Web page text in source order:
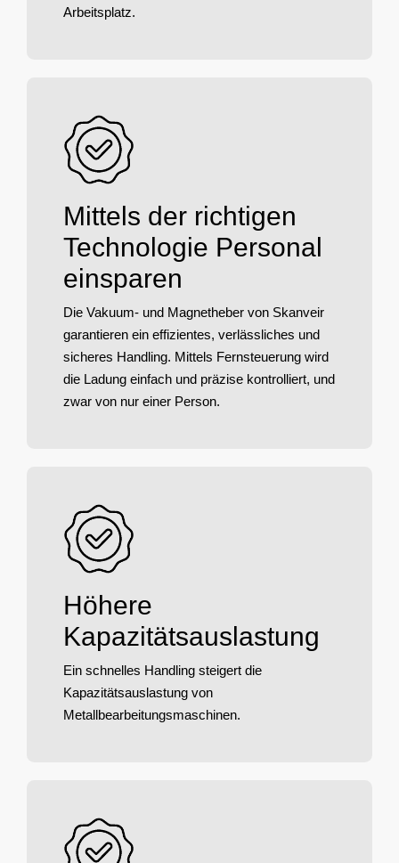
Arbeitsplatz.
Mittels der richtigen
Technologie Personal
einsparen
Die Vakuum- und Magnetheber von Skanveir
garantieren ein effizientes, verlässliches und
sicheres Handling. Mittels Fernsteuerung wird
die Ladung einfach und präzise kontrolliert, und
zwar von nur einer Person.
Höhere
Kapazitätsauslastung
Ein schnelles Handling steigert die
Kapazitätsauslastung von
Metallbearbeitungsmaschinen.